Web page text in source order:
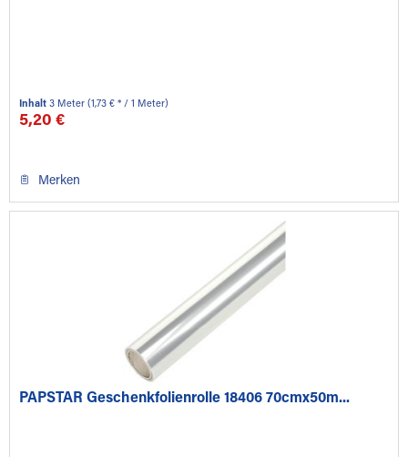
Inhalt3 Meter(1,73 € * / 1 Meter)
5,20 €
Merken
PAPSTAR Geschenkfolienrolle 18406 70cmx50m...